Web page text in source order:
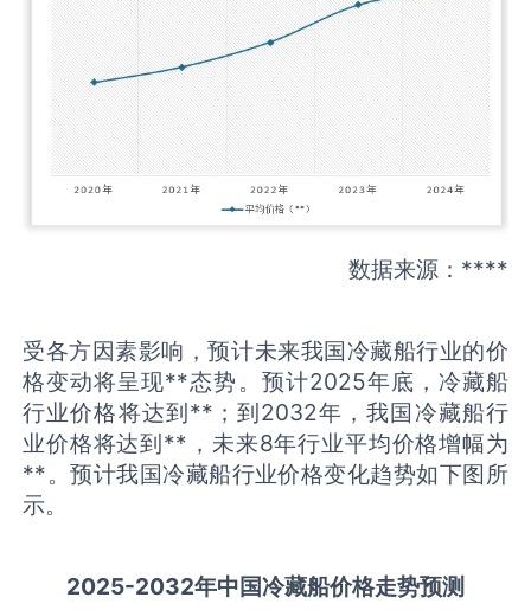
数据来源：****
受各方因素影响，预计未来我国冷藏船行业的价
格变动将呈现**态势。预计2025年底，冷藏船
行业价格将达到**；到2032年，我国冷藏船行
业价格将达到**，未来8年行业平均价格增幅为
**。预计我国冷藏船行业价格变化趋势如下图所
示。
2025-2032年中国冷藏船价格走势预测